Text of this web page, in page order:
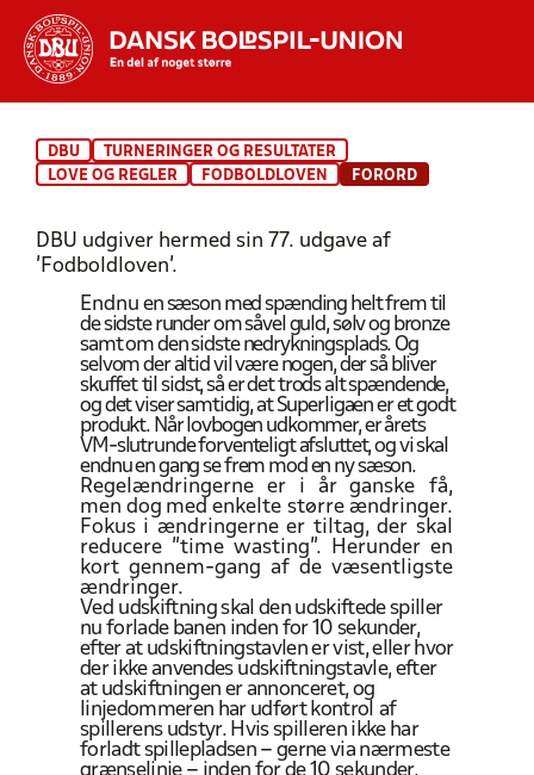
INDHOLD OG NYHEDER
HOLD
DBU
TURNERINGER OG RESULTATER
LOVE OG REGLER
FODBOLDLOVEN FORORD
DBU udgiver hermed sin 77. udgave af
’Fodboldloven’.
Endnu en sæson med spænding helt frem til
de sidste runder om såvel guld, sølv og bronze
samt om den sidste nedrykningsplads. Og
selvom der altid vil være nogen, der så bliver
skuffet til sidst, så er det trods alt spændende,
og det viser samtidig, at Superligaen er et godt
produkt. Når lovbogen udkommer, er årets
VM-slutrunde forventeligt afsluttet, og vi skal
endnu en gang se frem mod en ny sæson.
Regelændringerne er
i år
ganske få,
men dog med enkelte større ændringer.
Fokus i ændringerne er tiltag, der skal
reducere ”time wasting”. Herunder en
kort gennem-gang af de væsentligste
ændringer.
Ved udskiftning skal den udskiftede spiller
nu forlade banen inden for 10 sekunder,
efter at udskiftningstavlen er vist, eller hvor
der ikke anvendes udskiftningstavle, efter
at udskiftningen er annonceret, og
linjedommeren har udført kontrol af
spillerens udstyr. Hvis spilleren ikke har
forladt spillepladsen – gerne via nærmeste